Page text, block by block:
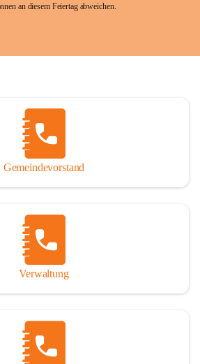
an diesem Feiertag abweichen.
Gemeindevorstand
Verwaltung